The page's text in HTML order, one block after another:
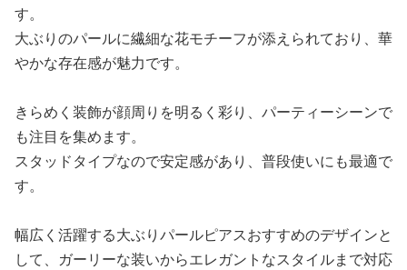
す。
大ぶりのパールに繊細な花モチーフが添えられており、華
やかな存在感が魅力です。
きらめく装飾が顔周りを明るく彩り、パーティーシーンで
も注目を集めます。
スタッドタイプなので安定感があり、普段使いにも最適で
す。
幅広く活躍する大ぶりパールピアスおすすめのデザインと
して、ガーリーな装いからエレガントなスタイルまで対応